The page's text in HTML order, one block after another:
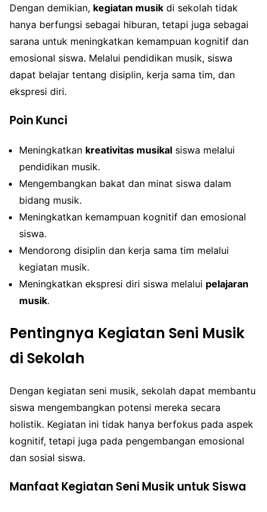
Dengan demikian, kegiatan musik di sekolah tidak
hanya berfungsi sebagai hiburan, tetapi juga sebagai
sarana untuk meningkatkan kemampuan kognitif dan
emosional siswa. Melalui pendidikan musik, siswa
dapat belajar tentang disiplin, kerja sama tim, dan
ekspresi diri.
Poin Kunci
Meningkatkan kreativitas musikal siswa melalui
pendidikan musik.
Mengembangkan bakat dan minat siswa dalam
bidang musik.
Meningkatkan kemampuan kognitif dan emosional
siswa.
Mendorong disiplin dan kerja sama tim melalui
kegiatan musik.
Meningkatkan ekspresi diri siswa melalui pelajaran
musik.
Pentingnya Kegiatan Seni Musik
di Sekolah
Dengan kegiatan seni musik, sekolah dapat membantu
siswa mengembangkan potensi mereka secara
holistik. Kegiatan ini tidak hanya berfokus pada aspek
kognitif, tetapi juga pada pengembangan emosional
dan sosial siswa.
Manfaat Kegiatan Seni Musik untuk Siswa